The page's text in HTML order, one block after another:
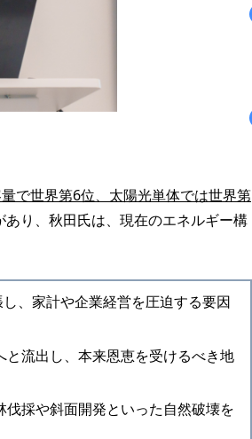
で世界第6位、太陽光単体では世界第
り、秋田氏は、現在のエネルギー構
、家計や企業経営を圧迫する要因
と流出し、本来恩恵を受けるべき地
伐採や斜面開発といった自然破壊を